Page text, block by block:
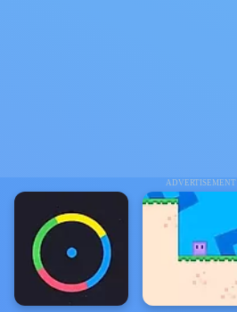
ADVERTISEMENT